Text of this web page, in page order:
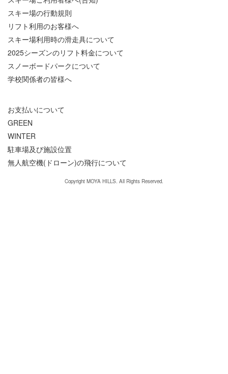
スキー場の行動規則
リフト利用のお客様へ
スキー場利用時の滑走具について
2025シーズンのリフト料金について
スノーボードパークについて
学校関係者の皆様へ
お支払いについて
GREEN
WINTER
駐車場及び施設位置
無人航空機(ドローン)の飛行について
Copyright MOYA HILLS. All Rights Reserved.